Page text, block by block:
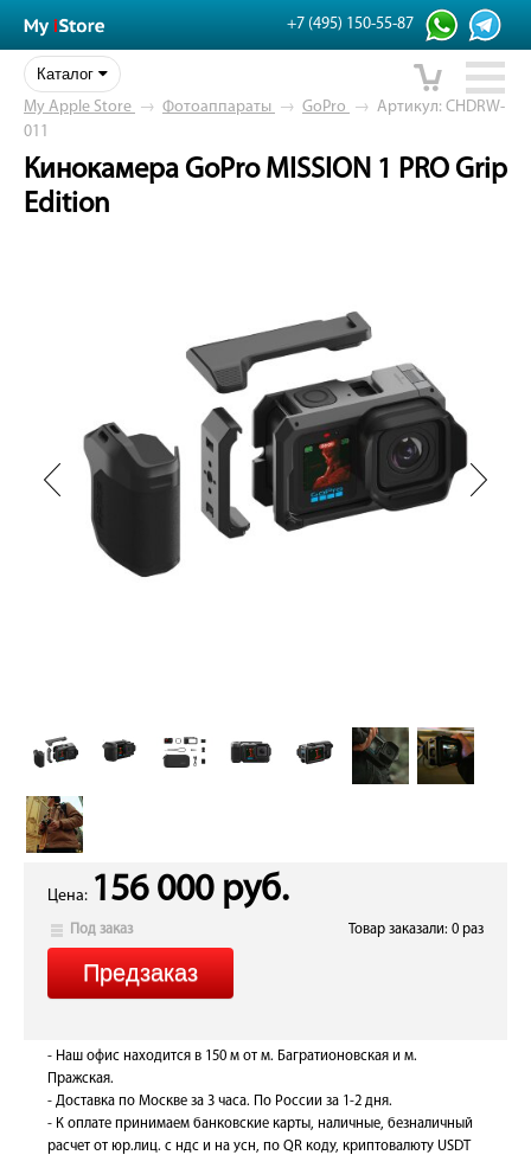
+7 (495) 150-55-87
Каталог
My Apple Store → Фотоаппараты → GoPro → Артикул: CHDRW-
011
Кинокамера GoPro MISSION 1 PRO Grip
Edition
Цена: 156 000 руб.
Под заказ Товар заказали: 0 раз
- Наш офис находится в 150 м от м. Багратионовская и м.
Пражская.
- Доставка по Москве за 3 часа. По России за 1-2 дня.
- К оплате принимаем банковские карты, наличные, безналичный
расчет от юр.лиц. с ндс и на усн, по QR коду, криптовалюту USDT